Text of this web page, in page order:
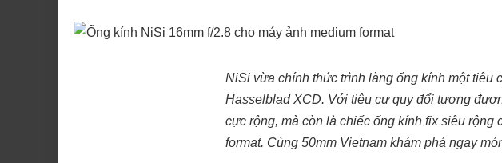
NiSi vừa chính thức trình làng ống kính một tiêu
Hasselblad XCD. Với tiêu cự quy đổi tương
cực rộng, mà còn là chiếc ống kính fix siêu
format. Cùng 50mm Vietnam khám phá ngay